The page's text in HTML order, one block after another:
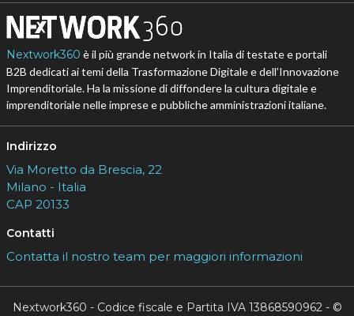
Nextwork360 è il più grande network in Italia di testate e portali
B2B dedicati ai temi della Trasformazione Digitale e dell’Innovazione
Imprenditoriale. Ha la missione di diffondere la cultura digitale e
imprenditoriale nelle imprese e pubbliche amministrazioni italiane.
Indirizzo
Via Moretto da Brescia, 22
Milano - Italia
CAP 20133
Contatti
Contatta il nostro team per maggiori informazioni
Nextwork360 - Codice fiscale e Partita IVA 13868590962 - ©